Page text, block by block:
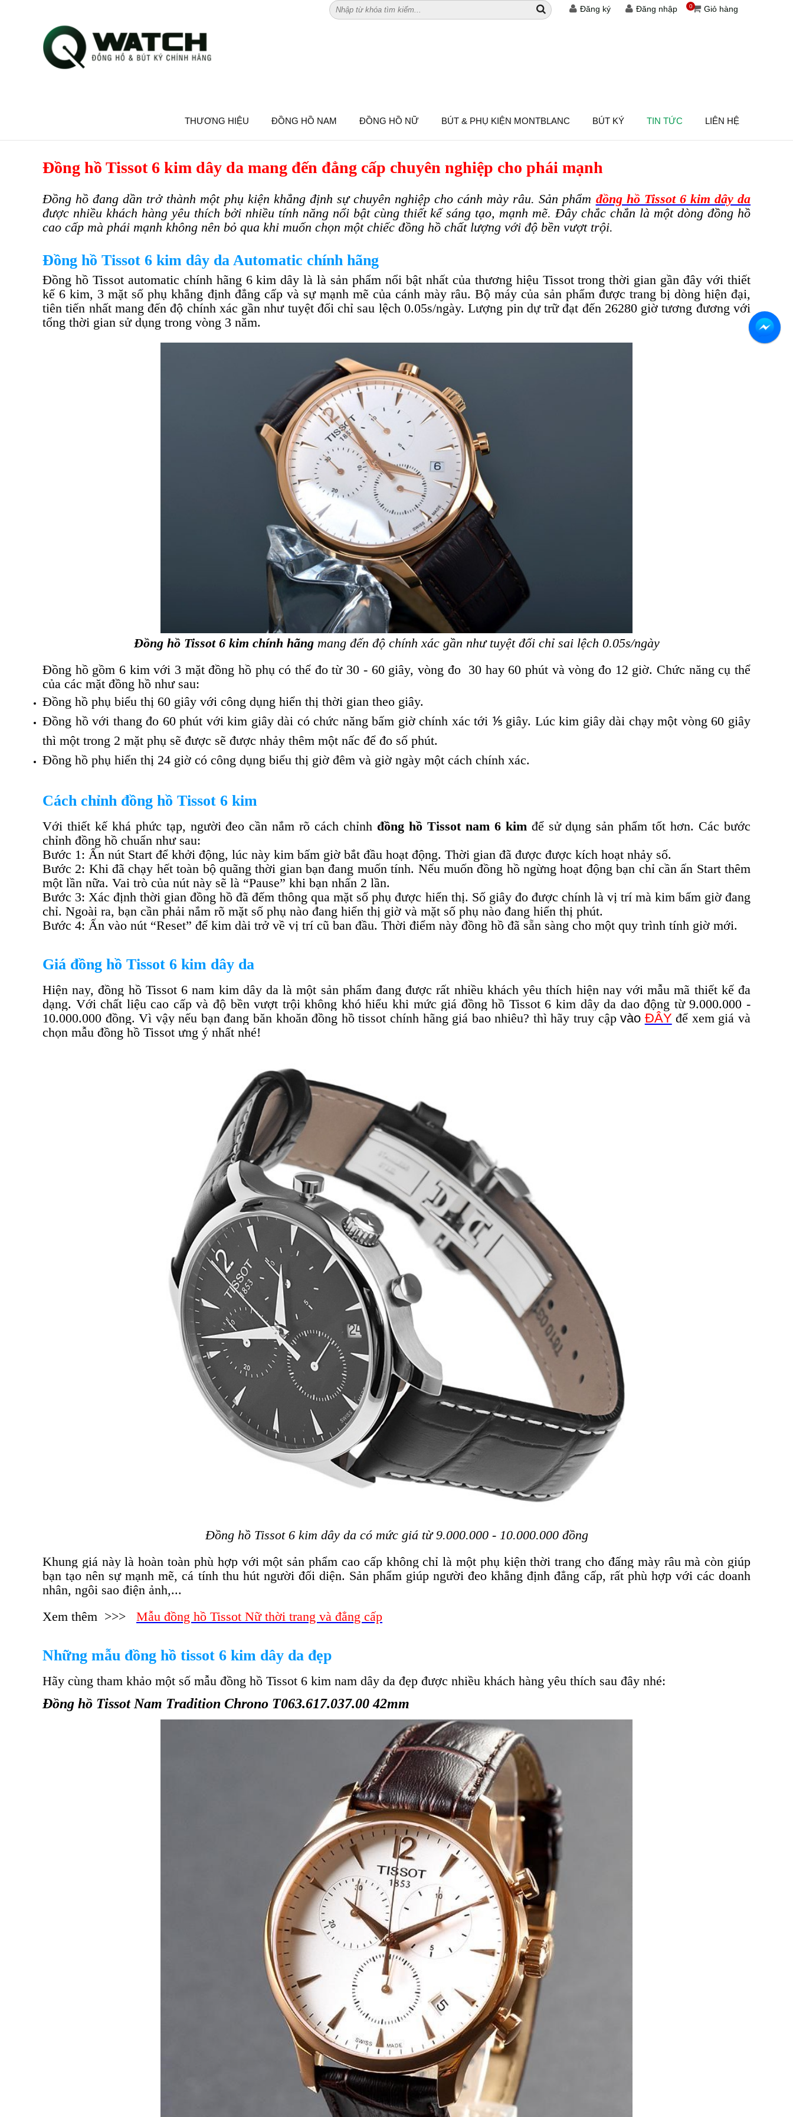
Đăng ký Đăng nhập Giỏ hàng
0
THƯƠNG HIỆU ĐỒNG HỒ NAM ĐỒNG HỒ NỮ BÚT & PHỤ KIỆN MONTBLANC BÚT KÝ TIN TỨC LIÊN HỆ
ĐỒNG HỒ TISSOT 6 KIM DÂY DA
Đồng hồ Tissot 6 kim dây da mang đến đẳng cấp chuyên nghiệp cho phái mạnh
Đồng hồ đang dần trở thành một phụ kiện khẳng định sự chuyên nghiệp cho cánh mày râu. Sản phẩm đồng hồ Tissot 6 kim dây da
được nhiều khách hàng yêu thích bởi nhiều tính năng nổi bật cùng thiết kế sáng tạo, mạnh mẽ. Đây chắc chắn là một dòng đồng hồ
cao cấp mà phái mạnh không nên bỏ qua khi muốn chọn một chiếc đồng hồ chất lượng với độ bền vượt trội.
Đồng hồ Tissot 6 kim dây da Automatic chính hãng
Đồng hồ Tissot automatic chính hãng 6 kim dây là là sản phẩm nổi bật nhất của thương hiệu Tissot trong thời gian gần đây với thiết
kế 6 kim, 3 mặt số phụ khẳng định đẳng cấp và sự mạnh mẽ của cánh mày râu. Bộ máy của sản phẩm được trang bị dòng hiện đại,
tiên tiến nhất mang đến độ chính xác gần như tuyệt đối chỉ sau lệch 0.05s/ngày. Lượng pin dự trữ đạt đến 26280 giờ tương đương với
tổng thời gian sử dụng trong vòng 3 năm.
Đồng hồ Tissot 6 kim chính hãngmang đến độ chính xác gần như tuyệt đối chỉ sai lệch 0.05s/ngày
Đồng hồ gồm 6 kim với 3 mặt đồng hồ phụ có thể đo từ 30 - 60 giây, vòng đo 30 hay 60 phút và vòng đo 12 giờ. Chức năng cụ thể
của các mặt đồng hồ như sau:
Đồng hồ phụ biểu thị 60 giây với công dụng hiển thị thời gian theo giây.
Đồng hồ với thang đo 60 phút với kim giây dài có chức năng bấm giờ chính xác tới ⅕ giây. Lúc kim giây dài chạy một vòng 60 giây
thì một trong 2 mặt phụ sẽ được sẽ được nhảy thêm một nấc để đo số phút.
Đồng hồ phụ hiển thị 24 giờ có công dụng biểu thị giờ đêm và giờ ngày một cách chính xác.
Cách chỉnh đồng hồ Tissot 6 kim
Với thiết kế khá phức tạp, người đeo cần nắm rõ cách chỉnh đồng hồ Tissot nam 6 kim để sử dụng sản phẩm tốt hơn. Các bước
chỉnh đồng hồ chuẩn như sau:
Bước 1: Ấn nút Start để khởi động, lúc này kim bấm giờ bắt đầu hoạt động. Thời gian đã được được kích hoạt nhảy số.
Bước 2: Khi đã chạy hết toàn bộ quãng thời gian bạn đang muốn tính. Nếu muốn đồng hồ ngừng hoạt động bạn chỉ cần ấn Start thêm
một lần nữa. Vai trò của nút này sẽ là “Pause” khi bạn nhấn 2 lần.
Bước 3: Xác định thời gian đồng hồ đã đếm thông qua mặt số phụ được hiển thị. Số giây đo được chính là vị trí mà kim bấm giờ đang
chỉ. Ngoài ra, bạn cần phải nắm rõ mặt số phụ nào đang hiển thị giờ và mặt số phụ nào đang hiển thị phút.
Bước 4: Ấn vào nút “Reset” để kim dài trở về vị trí cũ ban đầu. Thời điểm này đồng hồ đã sẵn sàng cho một quy trình tính giờ mới.
Giá đồng hồ Tissot 6 kim dây da
Hiện nay, đồng hồ Tissot 6 nam kim dây da là một sản phẩm đang được rất nhiều khách yêu thích hiện nay với mẫu mã thiết kế đa
dạng. Với chất liệu cao cấp và độ bền vượt trội không khó hiểu khi mức giá đồng hồ Tissot 6 kim dây da dao động từ 9.000.000 -
10.000.000 đồng. Vì vậy nếu bạn đang băn khoăn đồng hồ tissot chính hãng giá bao nhiêu? thì hãy truy cậpvào ĐÂY để xem giá và
chọn mẫu đồng hồ Tissot ưng ý nhất nhé!
Đồng hồ Tissot 6 kim dây da có mức giá từ 9.000.000 - 10.000.000 đồng
Khung giá này là hoàn toàn phù hợp với một sản phẩm cao cấp không chỉ là một phụ kiện thời trang cho đấng mày râu mà còn giúp
bạn tạo nên sự mạnh mẽ, cá tính thu hút người đối diện. Sản phẩm giúp người đeo khẳng định đẳng cấp, rất phù hợp với các doanh
nhân, ngôi sao điện ảnh,...
Xem thêm >>> Mẫu đồng hồ Tissot Nữ thời trang và đẳng cấp
Những mẫu đồng hồ tissot 6 kim dây da đẹp
Hãy cùng tham khảo một số mẫu đồng hồ Tissot 6 kim nam dây da đẹp được nhiều khách hàng yêu thích sau đây nhé:
Đồng hồ Tissot Nam Tradition Chrono T063.617.037.00 42mm